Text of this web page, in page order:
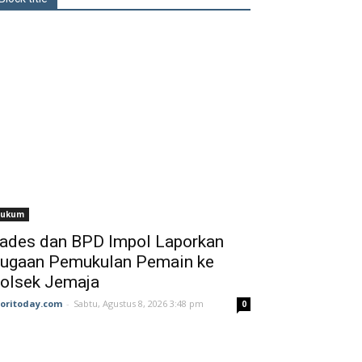
dan BPD Impol Laporkan
Pemukulan Pemain ke
Jemaja
- Sabtu, Agustus 8, 2026 3:48 pm 0